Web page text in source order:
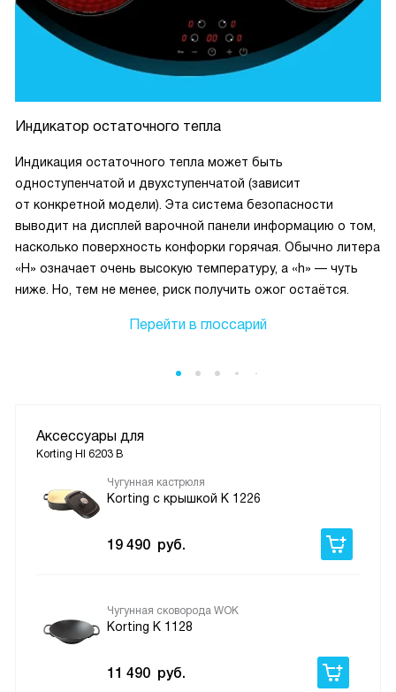
Индикатор остаточного тепла
Индикация остаточного тепла может быть
одноступенчатой и двухступенчатой (зависит
от конкретной модели). Эта система безопасности
выводит на дисплей варочной панели информацию о том,
насколько поверхность конфорки горячая. Обычно литера
«H» означает очень высокую температуру, а «h» — чуть
ниже. Но, тем не менее, риск получить ожог остаётся.
Перейти в глоссарий
Аксессуары для
Korting HI 6203 B
Чугунная кастрюля
Korting с крышкой K 1226
19 490 руб.
Чугунная сковорода WOK
Korting K 1128
11 490 руб.